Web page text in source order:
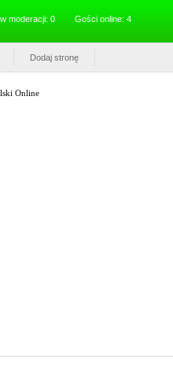
moderacji: 0 Gości online: 4
Dodaj stronę